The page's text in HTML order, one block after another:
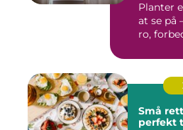
Planter
at se på
ro,
Små
perfekt